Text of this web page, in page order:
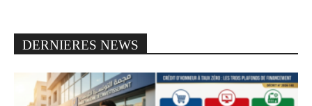
DERNIERES NEWS